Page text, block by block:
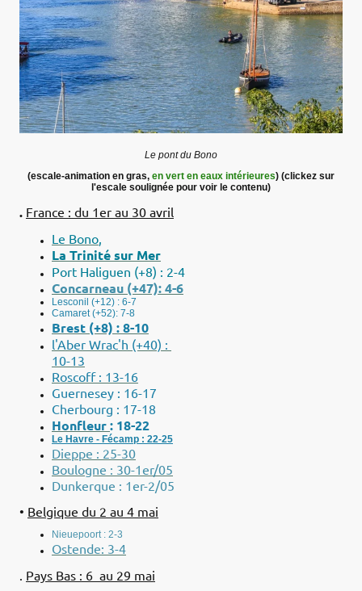
Le pont du Bono
(escale-animation en gras, en vert en eaux intérieures) (clickez sur
l'escale soulignée pour voir le contenu)
. France : du 1er au 30 avril
Le Bono
La Trinité sur Mer
Port Haliguen (+8) : 2-4
Concarneau (+47): 4-6
Lesconil (+12) : 6-7
Camaret (+52): 7-8
Brest (+8) : 8-10
l'Aber Wrac'h (+40) :
10-13
Roscoff : 13-16
Guernesey : 16-17
Cherbourg : 17-18
Honfleur: 18-22
Le Havre - Fécamp : 22-25
Dieppe : 25-30
Boulogne : 30-1er/05
Dunkerque : 1er-2/05
• Belgique du 2 au 4 mai
Nieuepoort : 2-3
Ostende: 3-4
Pays Bas : 6 au 29 mai